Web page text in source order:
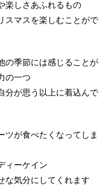
楽しさあふれるもの
スマスを楽しむことがで
の季節には感じることが
の一つ
分が思う以上に着込んで
ツが食べたくなってしま
ィーケイン
な気分にしてくれます